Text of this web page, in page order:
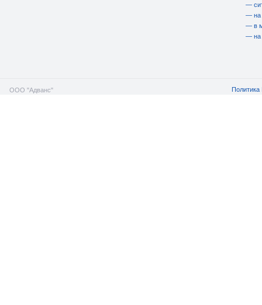
—
— на
— в
— на
ООО "Адванс" Политика